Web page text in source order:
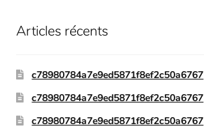
Articles récents
c78980784a7e9ed5871f8ef2c50a6767
c78980784a7e9ed5871f8ef2c50a6767
c78980784a7e9ed5871f8ef2c50a6767